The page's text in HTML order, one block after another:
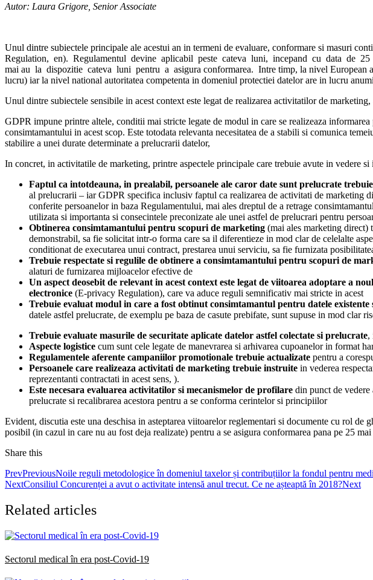
Autor: Laura Grigore, Senior Associate
Unul dintre subiectele principale ale acestui an in termeni de evaluare, conformare si
Regulation, en). Regulamentul devine aplicabil peste cateva luni, incepand cu data de 25
mai au la dispozitie cateva luni pentru a asigura conformarea. Intre timp, la nivel
lucru) iar la nivel national autoritatea competenta in domeniul protectiei datelor are in lucru
Unul dintre subiectele sensibile in acest context este legat de realizarea activitatilor de
GDPR impune printre altele, conditii mai stricte legate de modul in care se realizeaza
consimtamantului in acest scop. Este totodata relevanta necesitatea de a stabili si comunica
stabilire a unei durate determinate a prelucrarii datelor,
In concret, in activitatile de marketing, printre aspectele principale care trebuie avute in vedere si
Faptul ca intotdeauna, in prealabil, persoanele ale caror date sunt prelucrate
al prelucrarii – iar GDPR specifica inclusiv faptul ca realizarea de activitati de marketing
conferite persoanelor in baza Regulamentului, mai ales dreptul de a retrage
utilizata si importanta si consecintele preconizate ale unei astfel de prelucrari pentru
Obtinerea consimtamantului pentru scopuri de marketing (mai ales marketing direct)
demonstrabil, sa fie solicitat intr-o forma care sa il diferentieze in mod clar de celelalte
conditionat de executarea unui contract, prestarea unui serviciu, sa fie furnizata
Trebuie respectate si regulile de obtinere a consimtamantului pentru scopuri de
alaturi de furnizarea mijloacelor efective de
Un aspect deosebit de relevant in acest context este legat de viitoarea adoptare a
electronice (E-privacy Regulation), care va aduce reguli semnificativ mai stricte in acest
Trebuie evaluat modul in care a fost obtinut consimtamantul pentru datele
datele astfel prelucrate, de exemplu pe baza de casute prebifate, sunt supuse in mod clar
Trebuie evaluate masurile de securitate aplicate datelor astfel colectate si prelucrate,
Aspecte logistice cum sunt cele legate de manevrarea si arhivarea cupoanelor in format
Regulamentele aferente campaniilor promotionale trebuie actualizate pentru a
Persoanele care realizeaza activitati de marketing trebuie instruite in vederea
reprezentanti contractati in acest sens, ).
Este necesara evaluarea activitatilor si mecanismelor de profilare din punct de vedere
prelucrate si recalibrarea acestora pentru a se conforma cerintelor si principiilor
Evident, discutia este una deschisa in asteptarea viitoarelor reglementari si documente cu rol
posibil (in cazul in care nu au fost deja realizate) pentru a se asigura conformarea pana pe 25
Share this
PrevPreviousNoile reguli metodologice în domeniul taxelor și contribuțiilor la fondul pentru
NextConsiliul Concurenței a avut o activitate intensă anul trecut. Ce ne așteaptă în 2018?Next
Related articles
Sectorul medical în era post-Covid-19